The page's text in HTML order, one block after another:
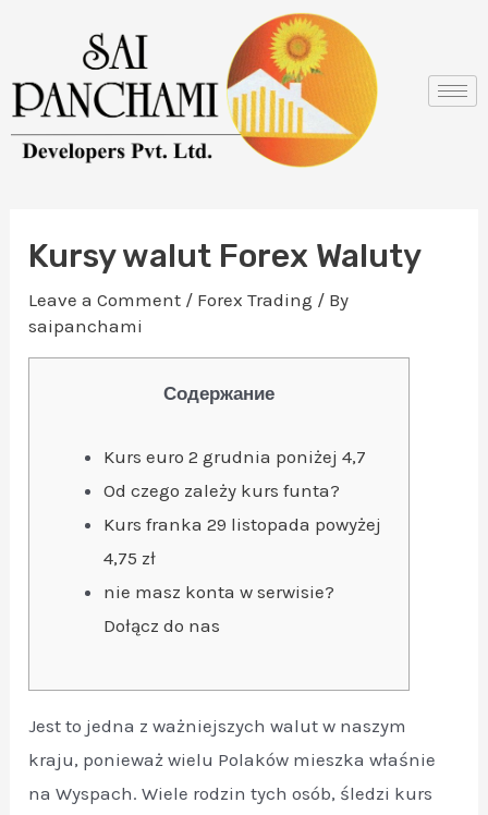
content
Kursy walut Forex Waluty
Leave a Comment / Forex Trading / By
saipanchami
Содержание
Kurs euro 2 grudnia poniżej 4,7
Od czego zależy kurs funta?
Kurs franka 29 listopada powyżej
4,75 zł
nie masz konta w serwisie?
Dołącz do nas
Jest to jedna z ważniejszych walut w naszym
kraju, ponieważ wielu Polaków mieszka właśnie
na Wyspach. Wiele rodzin tych osób, śledzi kurs
navigation